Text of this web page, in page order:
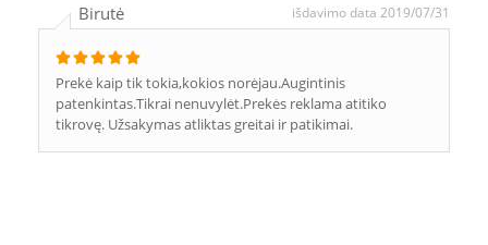
Birutė išdavimo data 2019/07/31
Prekė kaip tik tokia,kokios norėjau.Augintinis
patenkintas.Tikrai nenuvylėt.Prekės reklama atitiko
tikrovę. Užsakymas atliktas greitai ir patikimai.